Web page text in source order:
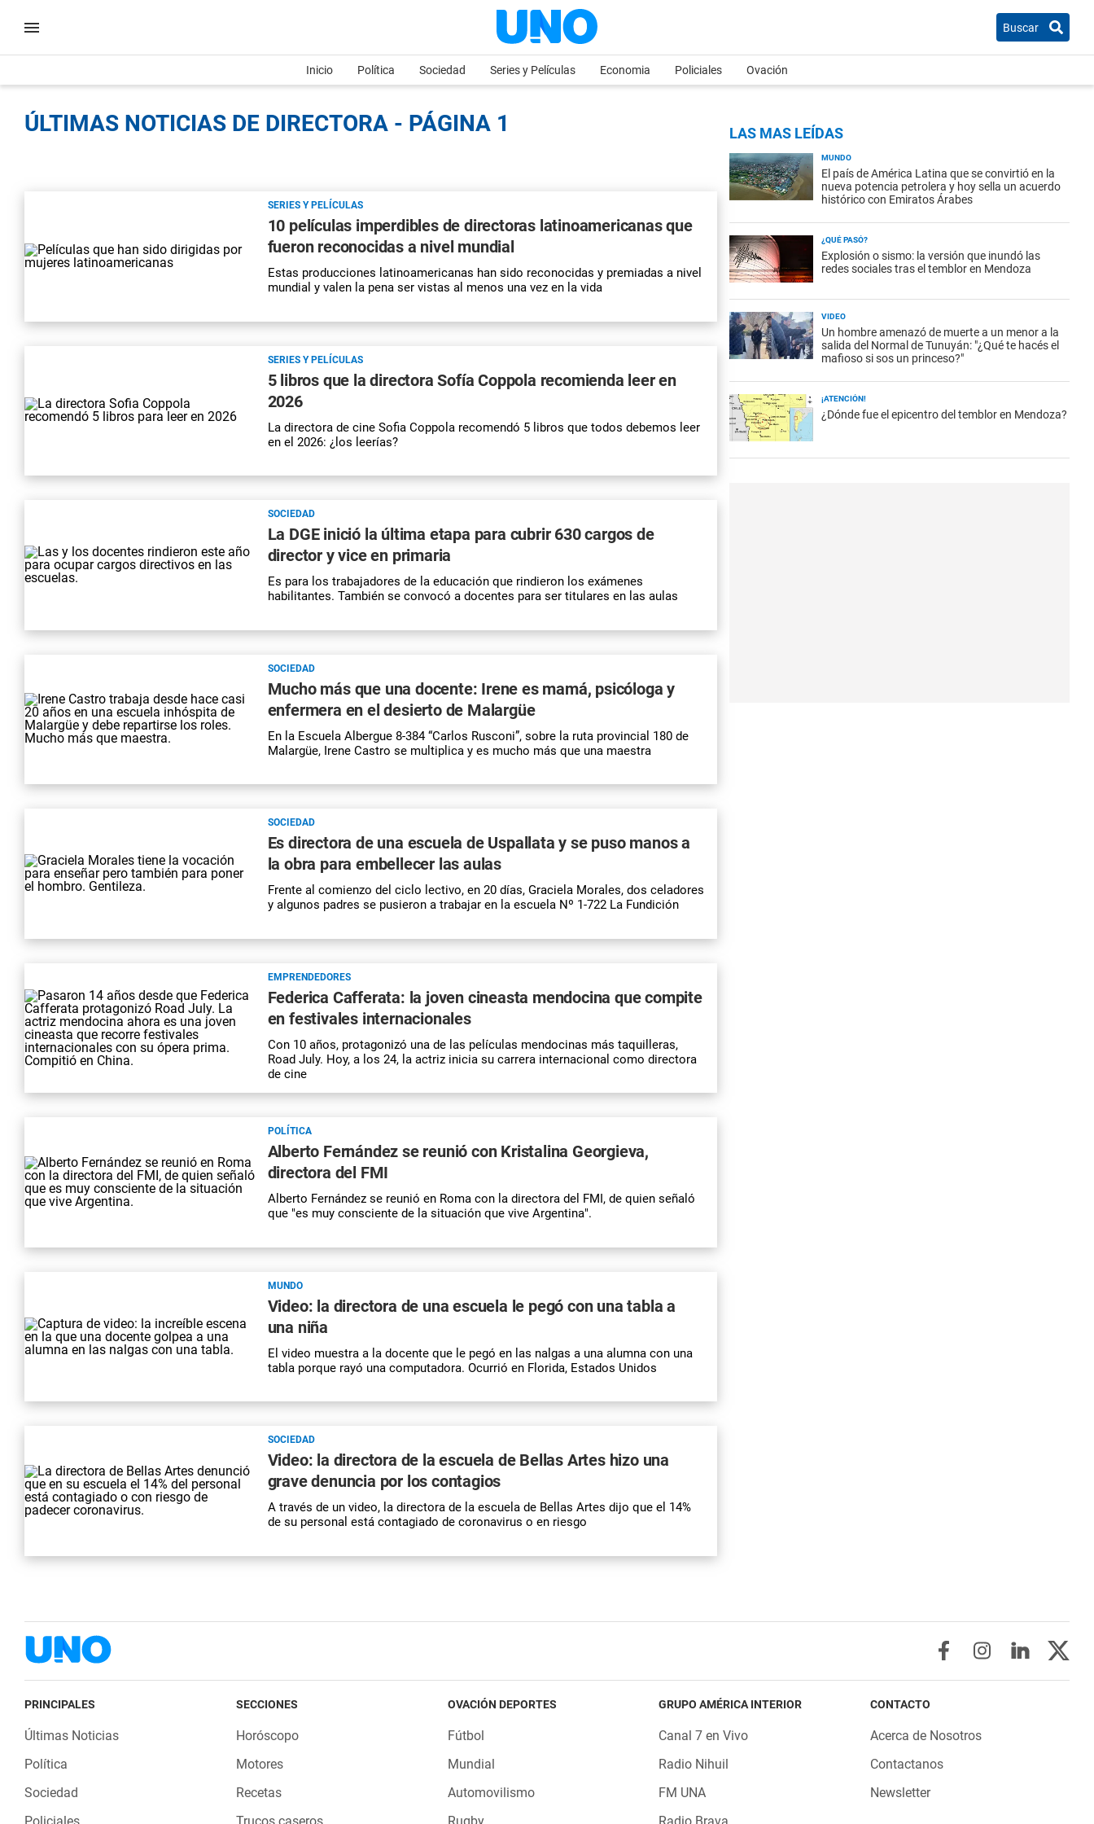
Buscar
Inicio Política Sociedad Series y Películas Economia Policiales Ovación
ÚLTIMAS NOTICIAS DE DIRECTORA - PÁGINA 1
SERIES Y PELÍCULAS
10 películas imperdibles de directoras latinoamericanas que
fueron reconocidas a nivel mundial
Estas producciones latinoamericanas han sido reconocidas y premiadas a nivel
mundial y valen la pena ser vistas al menos una vez en la vida
SERIES Y PELÍCULAS
5 libros que la directora Sofía Coppola recomienda leer en
2026
La directora de cine Sofia Coppola recomendó 5 libros que todos debemos leer
en el 2026: ¿los leerías?
SOCIEDAD
La DGE inició la última etapa para cubrir 630 cargos de
director y vice en primaria
Es para los trabajadores de la educación que rindieron los exámenes
habilitantes. También se convocó a docentes para ser titulares en las aulas
SOCIEDAD
Mucho más que una docente: Irene es mamá, psicóloga y
enfermera en el desierto de Malargüe
En la Escuela Albergue 8-384 “Carlos Rusconi”, sobre la ruta provincial 180 de
Malargüe, Irene Castro se multiplica y es mucho más que una maestra
SOCIEDAD
Es directora de una escuela de Uspallata y se puso manos a
la obra para embellecer las aulas
Frente al comienzo del ciclo lectivo, en 20 días, Graciela Morales, dos celadores
y algunos padres se pusieron a trabajar en la escuela Nº 1-722 La Fundición
EMPRENDEDORES
Federica Cafferata: la joven cineasta mendocina que compite
en festivales internacionales
Con 10 años, protagonizó una de las películas mendocinas más taquilleras,
Road July. Hoy, a los 24, la actriz inicia su carrera internacional como directora
de cine
POLÍTICA
Alberto Fernández se reunió con Kristalina Georgieva,
directora del FMI
Alberto Fernández se reunió en Roma con la directora del FMI, de quien señaló
que "es muy consciente de la situación que vive Argentina".
MUNDO
Video: la directora de una escuela le pegó con una tabla a
una niña
El video muestra a la docente que le pegó en las nalgas a una alumna con una
tabla porque rayó una computadora. Ocurrió en Florida, Estados Unidos
SOCIEDAD
Video: la directora de la escuela de Bellas Artes hizo una
grave denuncia por los contagios
A través de un video, la directora de la escuela de Bellas Artes dijo que el 14%
de su personal está contagiado de coronavirus o en riesgo
LAS MAS LEÍDAS
MUNDO
El país de América Latina que se convirtió en la
nueva potencia petrolera y hoy sella un acuerdo
histórico con Emiratos Árabes
¿QUÉ PASÓ?
Explosión o sismo: la versión que inundó las
redes sociales tras el temblor en Mendoza
VIDEO
Un hombre amenazó de muerte a un menor a la
salida del Normal de Tunuyán: "¿Qué te hacés el
mafioso si sos un princeso?"
¡ATENCIÓN!
¿Dónde fue el epicentro del temblor en Mendoza?
PRINCIPALES
Últimas Noticias
Política
Sociedad
SECCIONES
Horóscopo
Motores
Recetas
OVACIÓN DEPORTES
Fútbol
Mundial
Automovilismo
GRUPO AMÉRICA INTERIOR
Canal 7 en Vivo
Radio Nihuil
FM UNA
CONTACTO
Acerca de Nosotros
Contactanos
Newsletter